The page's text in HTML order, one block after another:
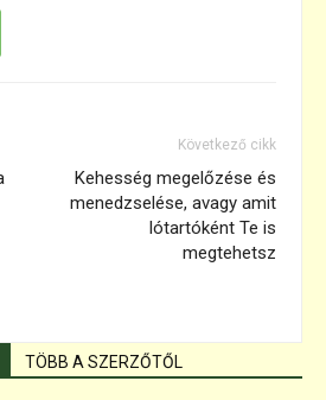
Következő cikk
Kehesség megelőzése és
menedzselése, avagy amit
lótartóként Te is
megtehetsz
TÖBB A SZERZŐTŐL